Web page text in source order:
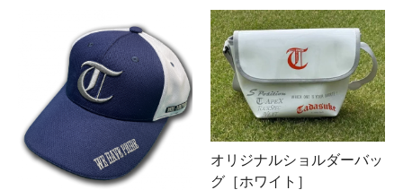
オリジナルショルダーバッ
グ［ホワイト］